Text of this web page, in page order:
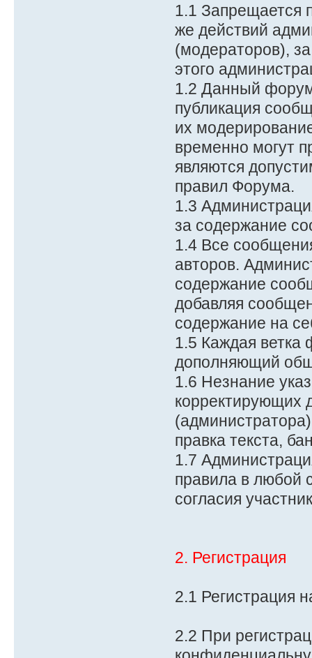
1.1 Запрещается
же действий
(модераторов),
этого
1.2 Данный
публикация
их
временно могут
являются
правил Форума.
1.3
за содержание
1.4 Все
авторов.
содержание
добавляя
содержание на
1.5 Каждая ветка
дополняющий
1.6 Незнание
корректирующих
правка текста,
1.7
правила в любой
согласия
2. Регистрация
2.1 Регистрация
2.2 При